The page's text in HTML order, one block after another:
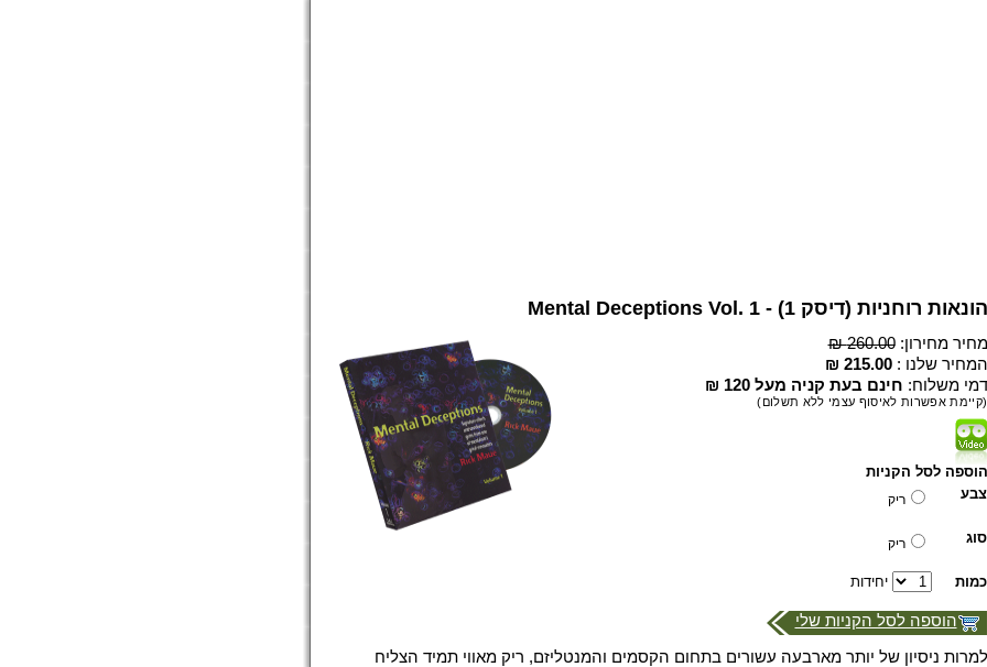
הונאות רוחניות (דיסק 1) - Mental Deceptions Vol. 1
מחיר מחירון:260.00 ₪
המחיר שלנו :215.00 ₪
דמי משלוח: חינם בעת קניה מעל 120 ₪
(קיימת אפשרות לאיסוף עצמי ללא תשלום)
הוספה לסל הקניות
צבע
ריק
סוג ריק
כמות יחידות
הוספה לסל הקניות שלי
למרות ניסיון של יותר מארבעה עשורים בתחום הקסמים והמנטליזם, ריק מאווי תמיד הצליח